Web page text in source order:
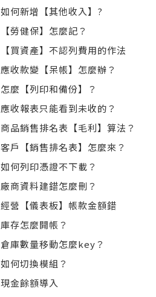
如何新增【其他收入】?
【勞健保】怎麼記？
【買資產】不認列費用的作法
應收款變【呆帳】怎麼辦？
怎麼【列印和備份】？
應收報表只能看到未收的？
商品銷售排名表【毛利】算法？
客戶【銷售排名表】怎麼來？
如何列印憑證不下載？
廠商資料建錯怎麼刪？
經營【儀表板】帳款金額錯
庫存怎麼開帳？
倉庫數量移動怎麼key？
如何切換模組？
現金餘額導入